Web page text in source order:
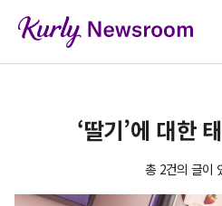
‘딸기’에 대한
총 2건의 글이